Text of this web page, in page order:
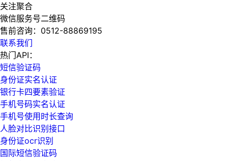
关注聚合
微信服务号二维码
售前咨询： 0512-88869195
联系我们
热门API：
短信验证码
身份证实名认证
银行卡四要素验证
手机号码实名认证
手机号使用时长查询
人脸对比识别接口
身份证ocr识别
国际短信验证码